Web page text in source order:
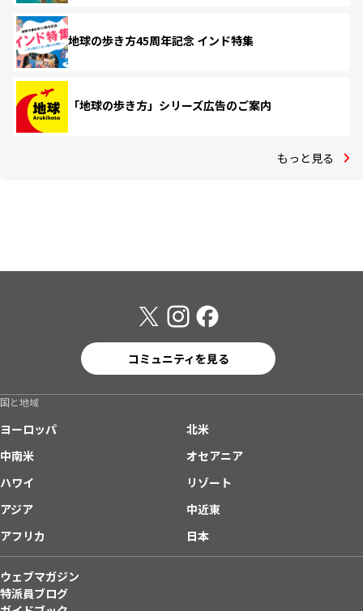
地球の歩き方45周年記念 インド特集
「地球の歩き方」シリーズ広告のご案内
もっと見る
コミュニティを見る
国と地域
ヨーロッパ
北米
中南米
オセアニア
ハワイ
リゾート
アジア
中近東
アフリカ
日本
ウェブマガジン
特派員ブログ